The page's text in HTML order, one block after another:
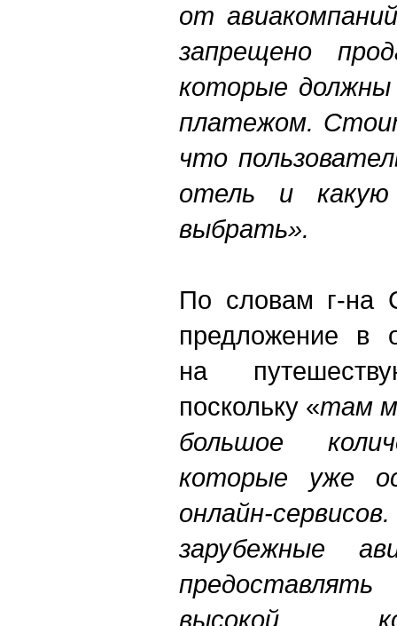
от
запрещено
которые должны
платежом.
что
отель и какую
выбрать».
По словам г-на
предложение в
на
поскольку «там
большое
которые уже
онлайн-
зарубежные
высокой